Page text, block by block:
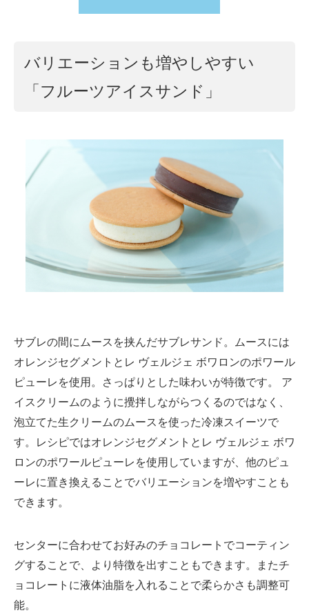
バリエーションも増やしやすい
「フルーツアイスサンド」
サブレの間にムースを挟んだサブレサンド。ムースには
オレンジセグメントとレ ヴェルジェ ボワロンのポワール
ピューレを使用。さっぱりとした味わいが特徴です。 ア
イスクリームのように攪拌しながらつくるのではなく、
泡立てた生クリームのムースを使った冷凍スイーツで
す。レシピではオレンジセグメントとレ ヴェルジェ ボワ
ロンのポワールピューレを使用していますが、他のピュ
ーレに置き換えることでバリエーションを増やすことも
できます。
センターに合わせてお好みのチョコレートでコーティン
グすることで、より特徴を出すこともできます。またチ
ョコレートに液体油脂を入れることで柔らかさも調整可
能。